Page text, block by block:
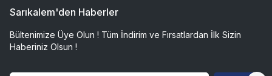
Sarıkalem'den Haberler
Bültenimize Üye Olun ! Tüm İndirim ve Fırsatlardan İlk Sizin
Haberiniz Olsun !